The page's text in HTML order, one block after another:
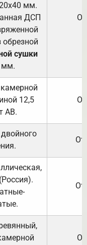
мм.
ДСП
обрезной
сушки
мм.
12,5
АВ.